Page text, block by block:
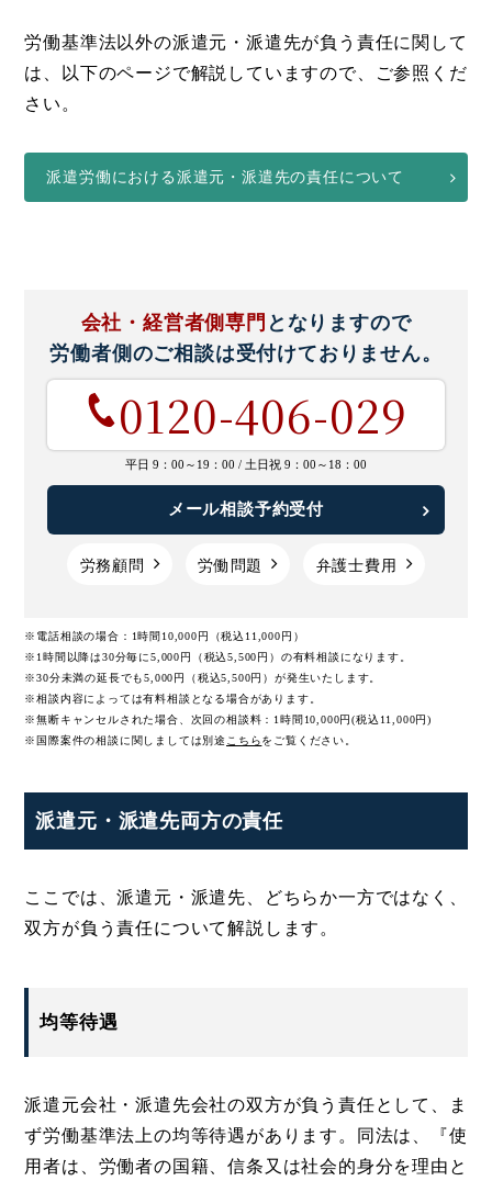
労働基準法以外の派遣元・派遣先が負う責任に関して
は、以下のページで解説していますので、ご参照くだ
さい。
派遣労働における派遣元・派遣先の責任について
会社・経営者側専門 となりますので
労働者側のご相談は受付けておりません。
0120-406-029
平日 9：00～19：00 / 土日祝 9：00～18：00
メール相談予約受付
労務顧問 労働問題 弁護士費用
※電話相談の場合：1時間10,000円（税込11,000円）
※1時間以降は30分毎に5,000円（税込5,500円）の有料相談になります。
※30分未満の延長でも5,000円（税込5,500円）が発生いたします。
※相談内容によっては有料相談となる場合があります。
※無断キャンセルされた場合、次回の相談料：1時間10,000円(税込11,000円)
※国際案件の相談に関しましては別途 こちらをご覧ください。
派遣元・派遣先両方の責任
ここでは、派遣元・派遣先、どちらか一方ではなく、
双方が負う責任について解説します。
均等待遇
派遣元会社・派遣先会社の双方が負う責任として、ま
ず労働基準法上の均等待遇があります。同法は、『使
用者は、労働者の国籍、信条又は社会的身分を理由と